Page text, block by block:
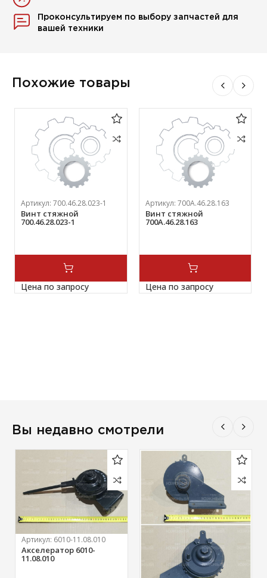
Проконсультируем по выбору запчастей для
вашей техники
Похожие товары
Артикул:700.46.28.023-1
Винт стяжной
700.46.28.023-1
Цена по запросу
Артикул: 700А.46.28.163
Винт стяжной
700А.46.28.163
Цена по запросу
Вы недавно смотрели
Артикул: 6010-11.08.010
Акселератор 6010-
11.08.010